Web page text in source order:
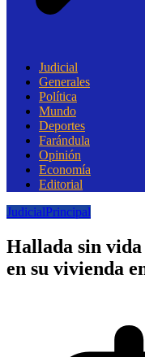
Judicial
Generales
Política
Mundo
Deportes
Farándula
Opinión
Economía
Editorial
JudicialPrincipal
Hallada sin
en su vivienda